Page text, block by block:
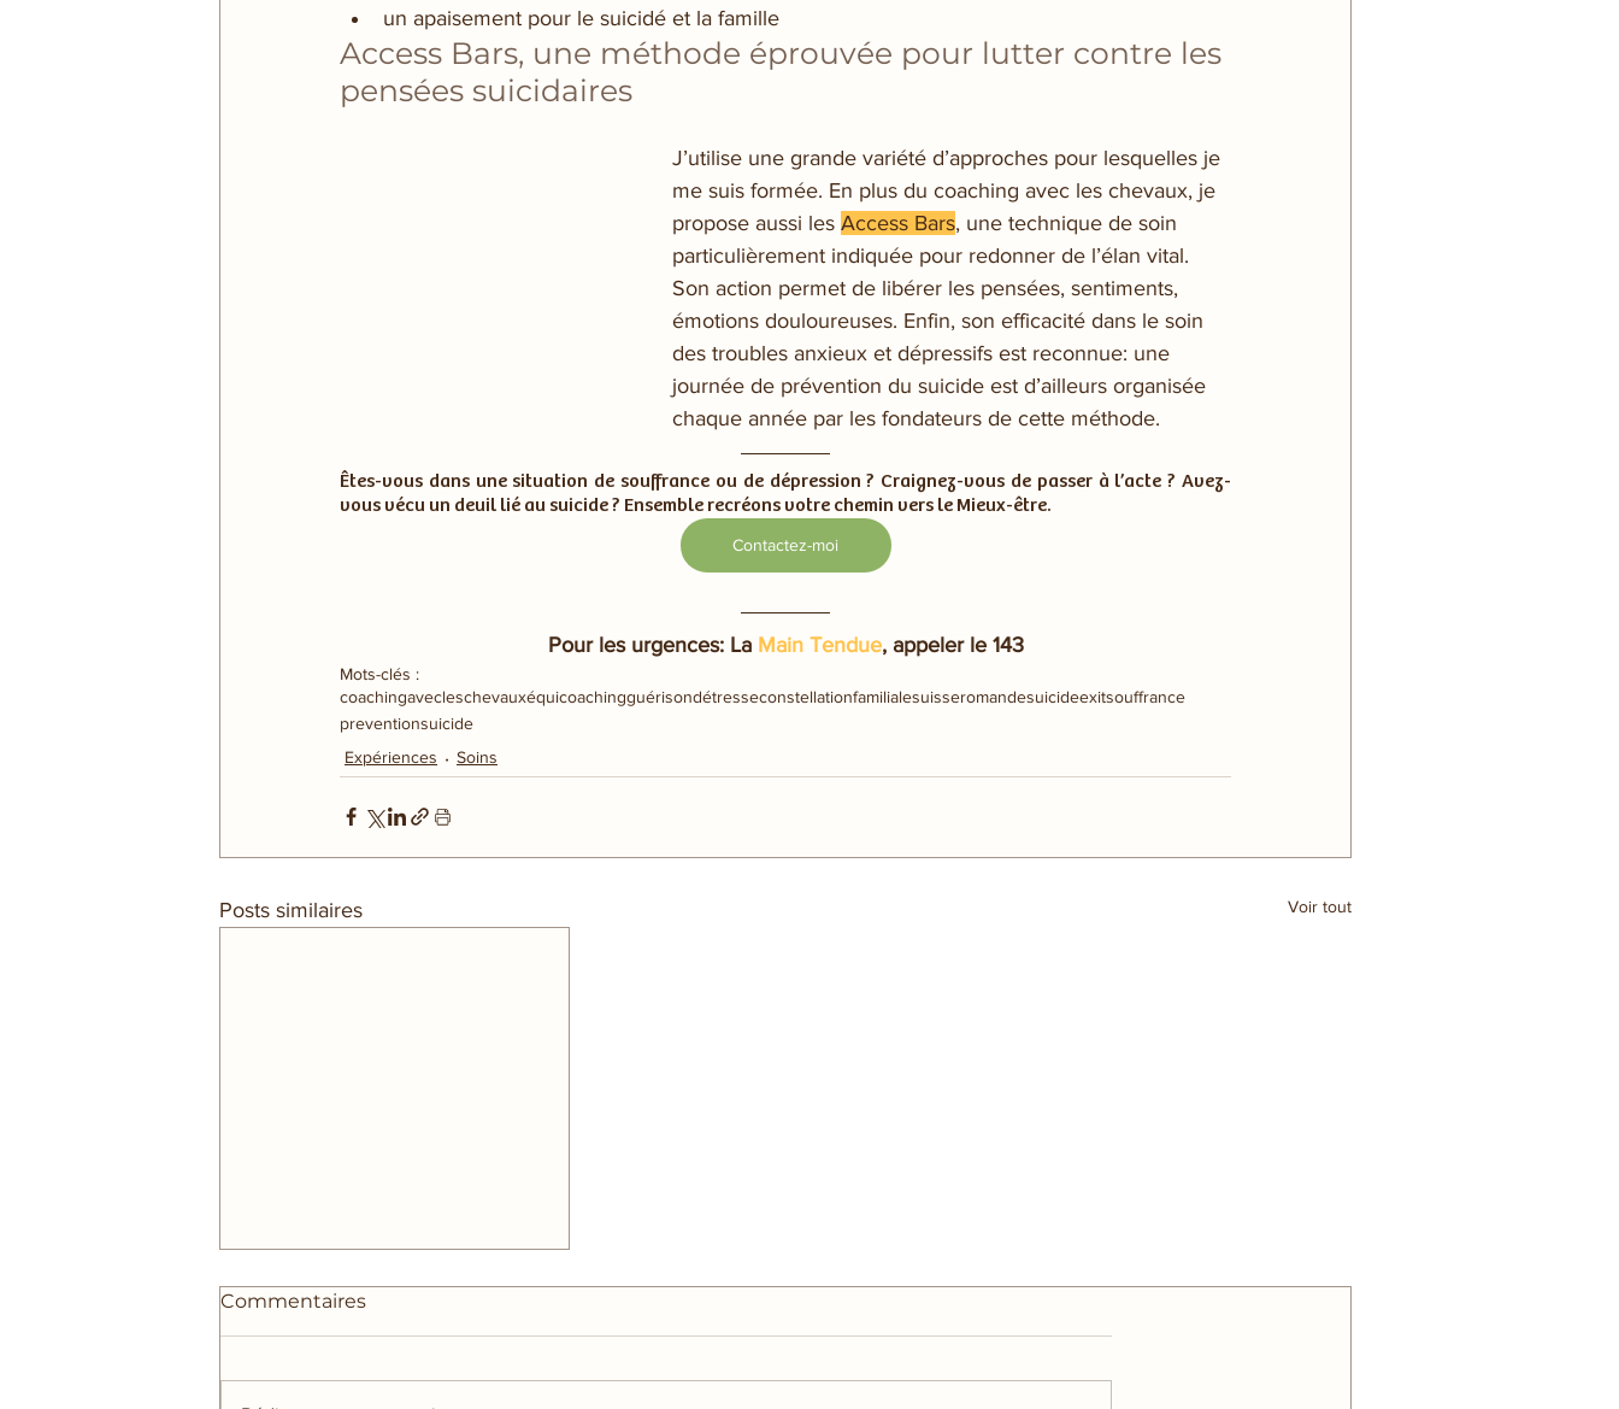
un apaisement pour le suicidé et la famille
Access Bars, une méthode éprouvée pour lutter contre les
pensées suicidaires
J’utilise une grande variété d’approches pour lesquelles je
me suis formée. En plus du coaching avec les chevaux, je
propose aussi les Access Bars, une technique de soin
particulièrement indiquée pour redonner de l’élan vital.
Son action permet de libérer les pensées, sentiments,
émotions douloureuses. Enfin, son efficacité dans le soin
des troubles anxieux et dépressifs est reconnue: une
journée de prévention du suicide est d’ailleurs organisée
chaque année par les fondateurs de cette méthode.
Êtes-vous dans une situation de souffrance ou de dépression ? Craignez-vous de passer à l’acte ? Avez-
vous vécu un deuil lié au suicide ? Ensemble recréons votre chemin vers le Mieux-être.
Contactez-moi
Pour les urgences: La Main Tendue, appeler le 143
Mots-clés :
coachingavecleschevauxéquicoachingguérisondétresseconstellationfamilialesuisseromandesuicideexitsouffrance
preventionsuicide
Expériences
Soins
Posts similaires Voir tout
Commentaires